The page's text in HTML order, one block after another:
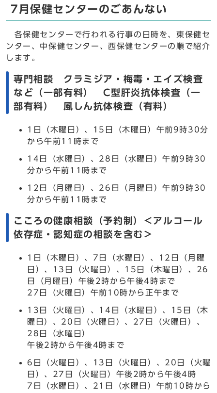
7月保健センターのごあんない
各保健センターで行われる行事の日時を、東保健セ
ンター、中保健センター、西保健センターの順で紹介
します。
専門相談 クラミジア・梅毒・エイズ検査
など（一部有料） C型肝炎抗体検査（一
部有料） 風しん抗体検査（有料）
1日（木曜日）、15日（木曜日）午前9時30分
から午前11時まで
14日（水曜日）、28日（水曜日）午前9時30
分から午前11時まで
12日（月曜日）、26日（月曜日）午前9時30
分から午前11時まで
こころの健康相談（予約制）＜アルコール
依存症・認知症の相談を含む＞
1日（木曜日）、7日（水曜日）、12日（月曜
日）、13日（火曜日）、15日（木曜日）、26
日（月曜日）午後2時から午後4時まで
27日（火曜日）午前10時から正午まで
13日（火曜日）、14日（水曜日）、15日（木
曜日）、20日（火曜日）、27日（火曜日）、
28日（水曜日）
午後2時から午後4時まで
6日（火曜日）、13日（火曜日）、20日（火曜
日）、27日（火曜日）午後2時から午後4時
7日（水曜日）、21日（水曜日）午前10時から